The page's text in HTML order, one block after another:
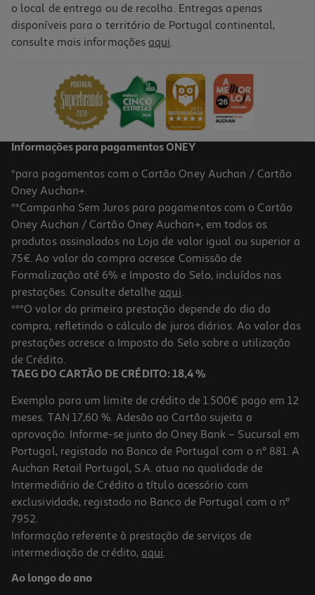
o local de entrega ou de recolha. Entregas apenas
disponíveis para o território de Portugal continental,
consulte mais informações aqui.
Informações para pagamentos ONEY
*para pagamentos com o Cartão Oney Auchan / Cartão
Oney Auchan+.
**Campanha Sem Juros para pagamentos com o Cartão
Oney Auchan / Cartão Oney Auchan+, em todos os
produtos assinalados na Loja de valor igual ou superior a
75€. Ao valor da compra acresce Comissão de
Formalização até 6% e Imposto do Selo, incluídos nas
prestações. Consulte detalhe aqui.
***O valor da primeira prestação depende do dia da
compra, refletindo o cálculo de juros diários. Ao valor das
prestações acresce o Imposto do Selo sobre a utilização
de Crédito.
TAEG DO CARTÃO DE CRÉDITO: 18,4 %
Exemplo para um limite de crédito de 1.500€ pago em 12
meses. TAN 17,60 %. Adesão ao Cartão sujeita a
aprovação. Informe-se junto do Oney Bank – Sucursal em
Portugal, registado no Banco de Portugal com o nº 881. A
Auchan Retail Portugal, S.A. atua na qualidade de
Intermediário de Crédito a título acessório com
exclusividade, registado no Banco de Portugal com o nº
7952.
Informação referente à prestação de serviços de
intermediação de crédito, aqui.
Ao longo do ano